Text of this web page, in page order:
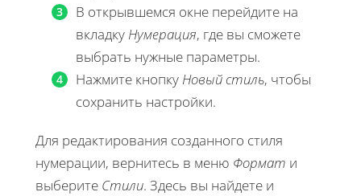
В открывшемся окне перейдите на
вкладку Нумерация, где вы сможете
выбрать нужные параметры.
Нажмите кнопку Новый стиль, чтобы
сохранить настройки.
Для редактирования созданного стиля
нумерации, вернитесь в меню Формат и
выберите Стили. Здесь вы найдете и